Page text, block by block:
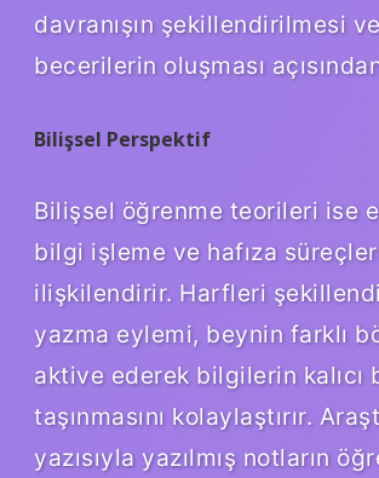
davranışın şekillendirilmesi ve
becerilerin oluşması
Bilişsel Perspektif
Bilişsel öğrenme teorileri ise el
bilgi işleme ve hafıza
ilişkilendirir. Harfleri
yazma eylemi, beynin farklı
aktive ederek bilgilerin kalıcı
taşınmasını kolaylaştırır.
yazısıyla yazılmış notların